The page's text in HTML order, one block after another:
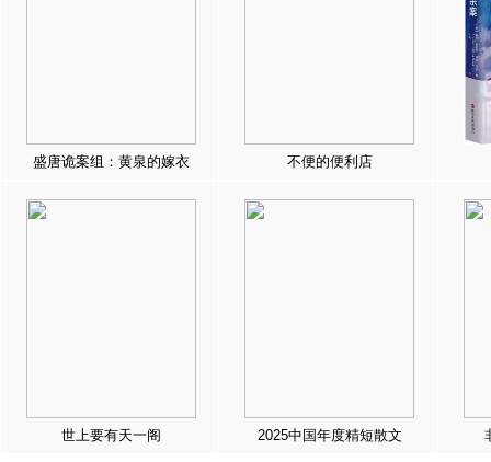
盛唐诡案组：黄泉的嫁衣 不便的便利店
世上要有天一阁 2025中国年度精短散文